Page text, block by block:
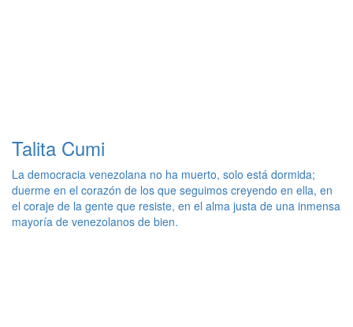
Talita Cumi
La democracia venezolana no ha muerto, solo está dormida;
duerme en el corazón de los que seguimos creyendo en ella, en
el coraje de la gente que resiste, en el alma justa de una inmensa
mayoría de venezolanos de bien.